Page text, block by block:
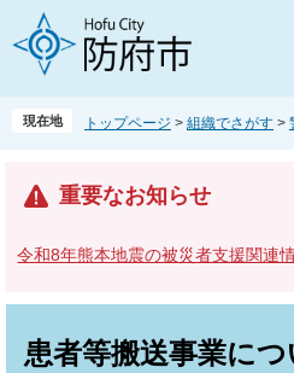
現在地 トップページ > 組織でさがす >
重要なお知らせ
令和8年熊本地震の被災者支援関連
患者等搬送事業につ